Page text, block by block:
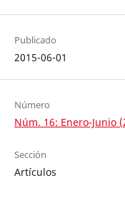
Publicado
2015-06-01
Número
Núm. 16: Enero-Junio
Sección
Artículos